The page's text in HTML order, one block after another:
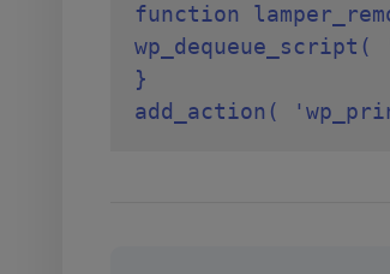
function
}